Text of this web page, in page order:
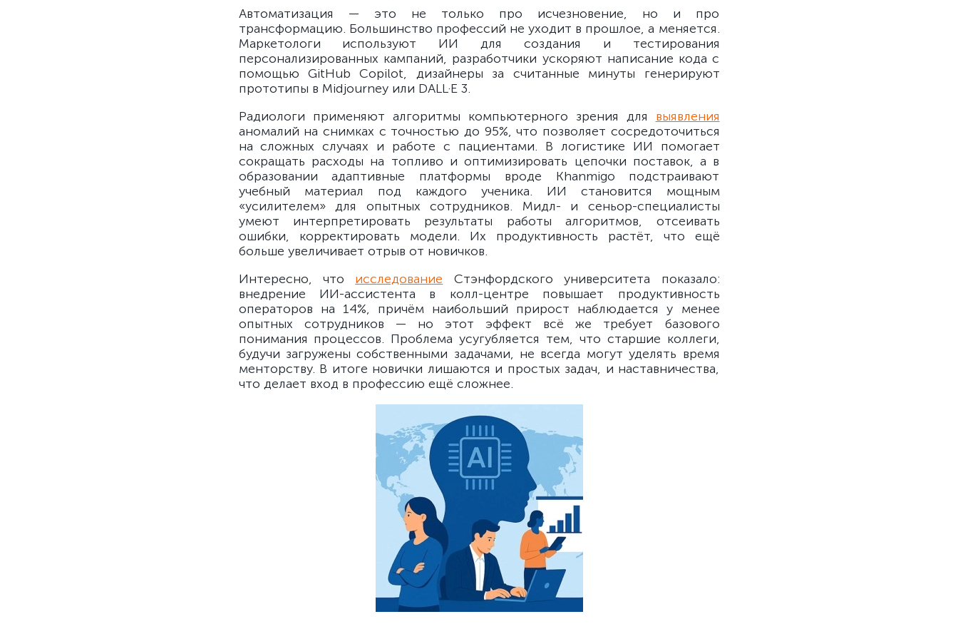
Автоматизация — это не только про исчезновение, но и про
трансформацию. Большинство профессий не уходит в прошлое, а меняется.
Маркетологи используют ИИ для создания и тестирования
персонализированных кампаний, разработчики ускоряют написание кода с
помощью GitHub Copilot, дизайнеры за считанные минуты генерируют
прототипы в Midjourney или DALL·E 3.
Радиологи применяют алгоритмы компьютерного зрения для выявления
аномалий на снимках с точностью до 95%, что позволяет сосредоточиться
на сложных случаях и работе с пациентами. В логистике ИИ помогает
сокращать расходы на топливо и оптимизировать цепочки поставок, а в
образовании адаптивные платформы вроде Khanmigo подстраивают
учебный материал под каждого ученика. ИИ становится мощным
«усилителем» для опытных сотрудников. Мидл- и сеньор-специалисты
умеют интерпретировать результаты работы алгоритмов, отсеивать
ошибки, корректировать модели. Их продуктивность растёт, что ещё
больше увеличивает отрыв от новичков.
Интересно, что исследование Стэнфордского университета показало:
внедрение ИИ-ассистента в колл-центре повышает продуктивность
операторов на 14%, причём наибольший прирост наблюдается у менее
опытных сотрудников — но этот эффект всё же требует базового
понимания процессов. Проблема усугубляется тем, что старшие коллеги,
будучи загружены собственными задачами, не всегда могут уделять время
менторству. В итоге новички лишаются и простых задач, и наставничества,
что делает вход в профессию ещё сложнее.